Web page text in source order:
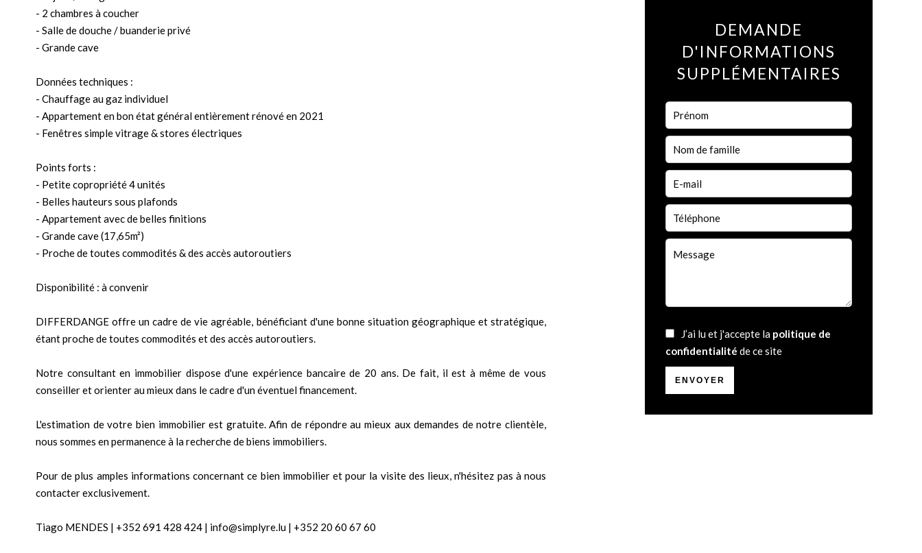
- 2 chambres à coucher
- Salle de douche / buanderie privé
- Grande cave
Données techniques :
- Chauffage au gaz individuel
- Appartement en bon état général entièrement rénové en 2021
- Fenêtres simple vitrage & stores électriques
Points forts :
- Petite copropriété 4 unités
- Belles hauteurs sous plafonds
- Appartement avec de belles finitions
- Grande cave (17,65m²)
- Proche de toutes commodités & des accès autoroutiers
Disponibilité : à convenir
DIFFERDANGE offre un cadre de vie agréable, bénéficiant d'une bonne situation géographique et stratégique,
étant proche de toutes commodités et des accès autoroutiers.
Notre consultant en immobilier dispose d'une expérience bancaire de 20 ans. De fait, il est à même de vous
conseiller et orienter au mieux dans le cadre d'un éventuel financement.
L'estimation de votre bien immobilier est gratuite. Afin de répondre au mieux aux demandes de notre clientèle,
nous sommes en permanence à la recherche de biens immobiliers.
Pour de plus amples informations concernant ce bien immobilier et pour la visite des lieux, n'hésitez pas à nous
contacter exclusivement.
Tiago MENDES | +352 691 428 424 | info@simplyre.lu | +352 20 60 67 60
DEMANDE
D'INFORMATIONS
SUPPLÉMENTAIRES
J’ai lu et j'accepte la politique de
confidentialité de ce site
ENVOYER